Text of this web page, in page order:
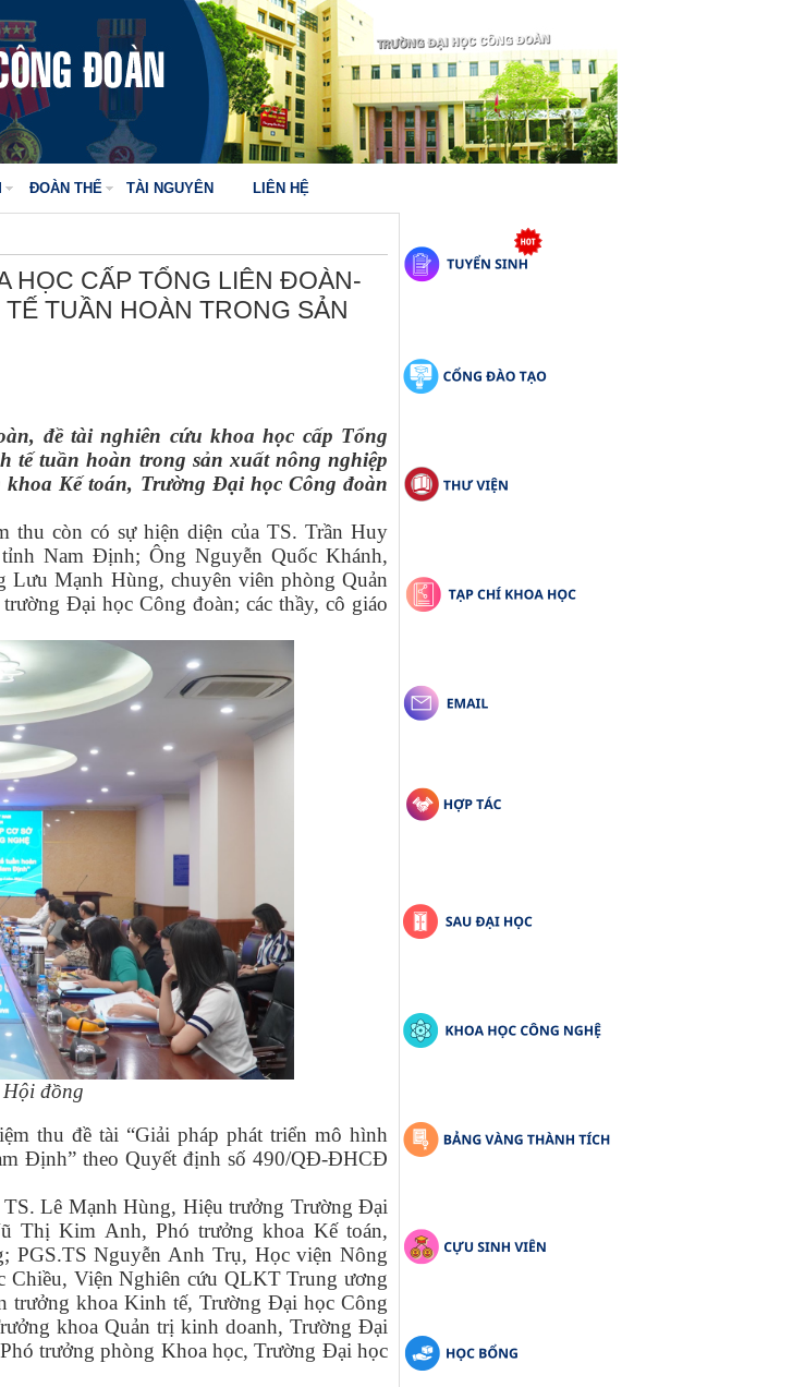
ĐOÀN THỂ TÀI NGUYÊN LIÊN HỆ
HỌC CẤP TỔNG LIÊN ĐOÀN-
TUẦN HOÀN TRONG SẢN
đề tài nghiên cứu khoa học cấp Tổng
tế tuần hoàn trong sản xuất nông nghiệp
Kế toán, Trường Đại học Công đoàn
thu còn có sự hiện diện của TS. Trần Huy
Nam Định; Ông Nguyễn Quốc Khánh,
Mạnh Hùng, chuyên viên phòng Quản
Đại học Công đoàn; các thầy, cô giáo
đồng
thu đề tài “Giải pháp phát triển mô hình
Định” theo Quyết định số 490/QĐ-ĐHCĐ
TS. Lê Mạnh Hùng, Hiệu trưởng Trường Đại
Thị Kim Anh, Phó trưởng khoa Kế toán,
PGS.TS Nguyễn Anh Trụ, Học viện Nông
Viện Nghiên cứu QLKT Trung ương
trưởng khoa Kinh tế, Trường Đại học Công
khoa Quản trị kinh doanh, Trường Đại
trưởng phòng Khoa học, Trường Đại học